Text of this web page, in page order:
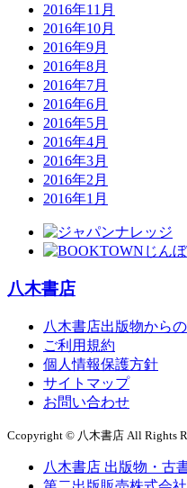
2016年11月
2016年10月
2016年9月
2016年8月
2016年7月
2016年6月
2016年5月
2016年4月
2016年3月
2016年2月
2016年1月
八木書店
八木書店出版物から
ご利用規約
個人情報保護方針
サイトマップ
お問い合わせ
Ccopyright © 八木書店 All Rights
八木書店 出版物・古